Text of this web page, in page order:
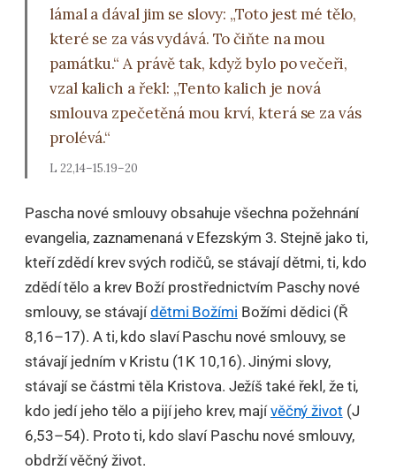
lámal a dával jim se slovy: „Toto jest mé tělo,
které se za vás vydává. To čiňte na mou
památku.“ A právě tak, když bylo po večeři,
vzal kalich a řekl: „Tento kalich je nová
smlouva zpečetěná mou krví, která se za vás
prolévá.“
L 22,14–15.19–20
Pascha nové smlouvy obsahuje všechna požehnání
evangelia, zaznamenaná v Efezským 3. Stejně jako ti,
kteří zdědí krev svých rodičů, se stávají dětmi, ti, kdo
zdědí tělo a krev Boží prostřednictvím Paschy nové
smlouvy, se stávajídětmi Božími Božími dědici (Ř
8,16–17). A ti, kdo slaví Paschu nové smlouvy, se
stávají jedním v Kristu (1K 10,16). Jinými slovy,
stávají se částmi těla Kristova. Ježíš také řekl, že ti,
kdo jedí jeho tělo a pijí jeho krev, majívěčný život (J
6,53–54). Proto ti, kdo slaví Paschu nové smlouvy,
obdrží věčný život.